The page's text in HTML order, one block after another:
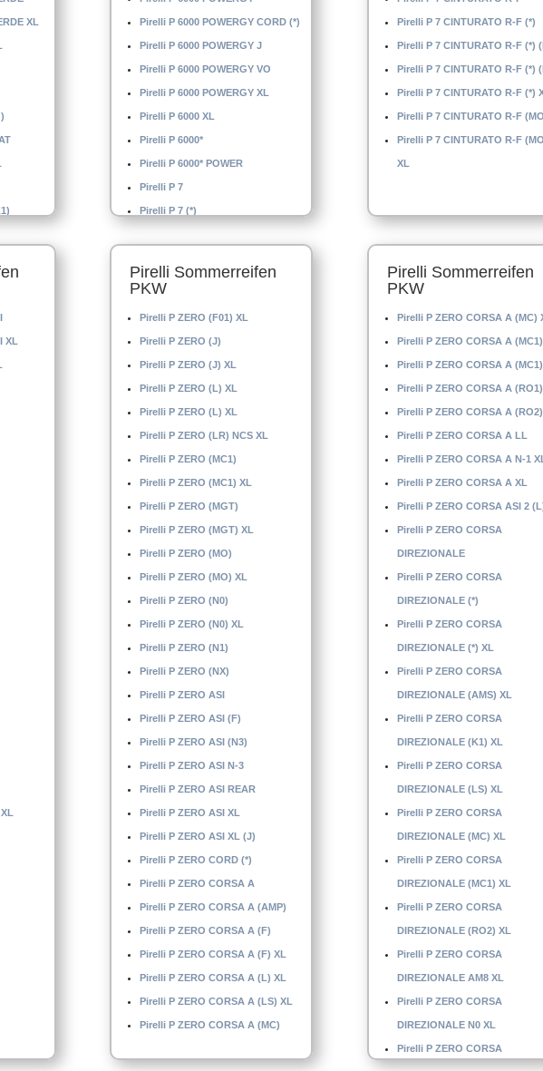
XL
XL
Pirelli P 6000 POWERGY CORD (*)
Pirelli P 6000 POWERGY J
Pirelli P 6000 POWERGY VO
Pirelli P 6000 POWERGY XL
Pirelli P 6000 XL
Pirelli P 6000*
Pirelli P 6000* POWER
Pirelli P 7
Pirelli P 7 (*)
Pirelli Sommerreifen
PKW
Pirelli P ZERO (F01) XL
Pirelli P ZERO (J)
Pirelli P ZERO (J) XL
Pirelli P ZERO (L) XL
Pirelli P ZERO (L) XL
Pirelli P ZERO (LR) NCS XL
Pirelli P ZERO (MC1)
Pirelli P ZERO (MC1) XL
Pirelli P ZERO (MGT)
Pirelli P ZERO (MGT) XL
Pirelli P ZERO (MO)
Pirelli P ZERO (MO) XL
Pirelli P ZERO (N0)
Pirelli P ZERO (N0) XL
Pirelli P ZERO (N1)
Pirelli P ZERO (NX)
Pirelli P ZERO ASI
Pirelli P ZERO ASI (F)
Pirelli P ZERO ASI (N3)
Pirelli P ZERO ASI N-3
Pirelli P ZERO ASI REAR
Pirelli P ZERO ASI XL
Pirelli P ZERO ASI XL (J)
Pirelli P ZERO CORD (*)
Pirelli P ZERO CORSA A
Pirelli P ZERO CORSA A (AMP)
Pirelli P ZERO CORSA A (F)
Pirelli P ZERO CORSA A (F) XL
Pirelli P ZERO CORSA A (L) XL
Pirelli P ZERO CORSA A (LS) XL
Pirelli P ZERO CORSA A (MC)
Pirelli P 7 CINTURATO R-F (*)
Pirelli P 7 CINTURATO R-F (*)
Pirelli P 7 CINTURATO R-F (*)
Pirelli P 7 CINTURATO R-F (*)
Pirelli P 7 CINTURATO R-F
Pirelli P 7 CINTURATO R-F
XL
Pirelli Sommerreifen
PKW
Pirelli P ZERO CORSA A (MC)
Pirelli P ZERO CORSA A (MC1)
Pirelli P ZERO CORSA A
Pirelli P ZERO CORSA A
Pirelli P ZERO CORSA A
Pirelli P ZERO CORSA A LL
Pirelli P ZERO CORSA A N-1
Pirelli P ZERO CORSA A XL
Pirelli P ZERO CORSA ASI 2
Pirelli P ZERO CORSA
DIREZIONALE
Pirelli P ZERO CORSA
DIREZIONALE (*)
Pirelli P ZERO CORSA
DIREZIONALE (*) XL
Pirelli P ZERO CORSA
DIREZIONALE (AMS) XL
Pirelli P ZERO CORSA
DIREZIONALE (K1) XL
Pirelli P ZERO CORSA
DIREZIONALE (LS) XL
Pirelli P ZERO CORSA
DIREZIONALE (MC) XL
Pirelli P ZERO CORSA
DIREZIONALE (MC1) XL
Pirelli P ZERO CORSA
DIREZIONALE (RO2) XL
Pirelli P ZERO CORSA
DIREZIONALE AM8 XL
Pirelli P ZERO CORSA
DIREZIONALE N0 XL
Pirelli P ZERO CORSA